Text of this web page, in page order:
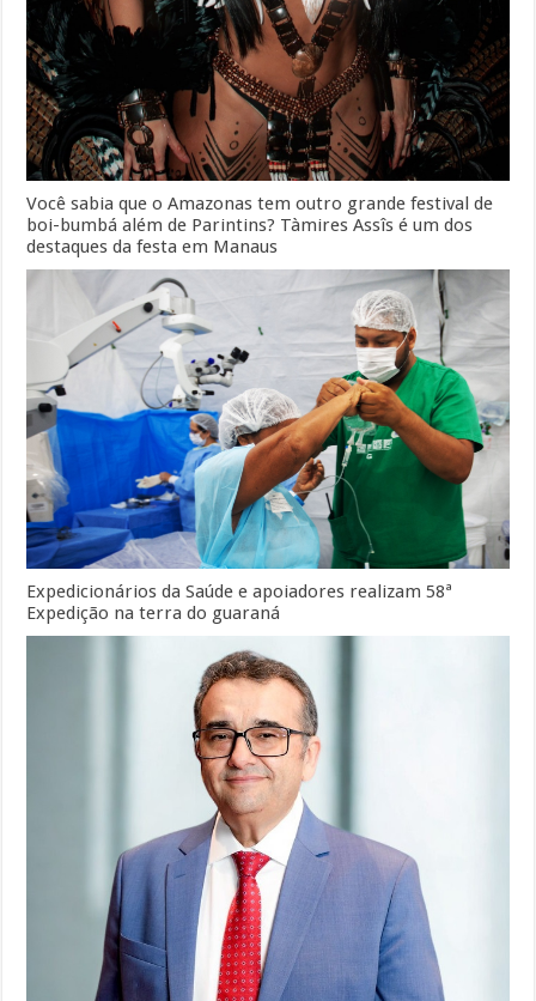
Você sabia que o Amazonas tem outro grande festival de
boi-bumbá além de Parintins? Tàmires Assîs é um dos
destaques da festa em Manaus
Expedicionários da Saúde e apoiadores realizam 58ª
Expedição na terra do guaraná